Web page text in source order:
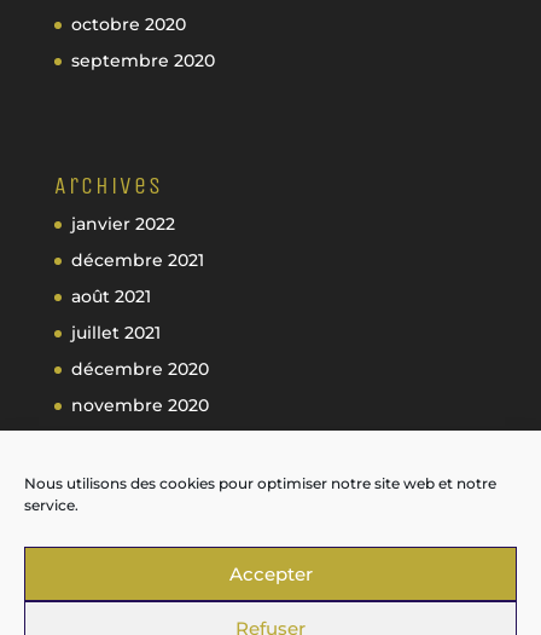
Nous utilisons des cookies pour optimiser notre site web et notre
service.
Accepter
Refuser
octobre 2020
septembre 2020
Archives
janvier 2022
décembre 2021
août 2021
juillet 2021
décembre 2020
novembre 2020
septembre 2020